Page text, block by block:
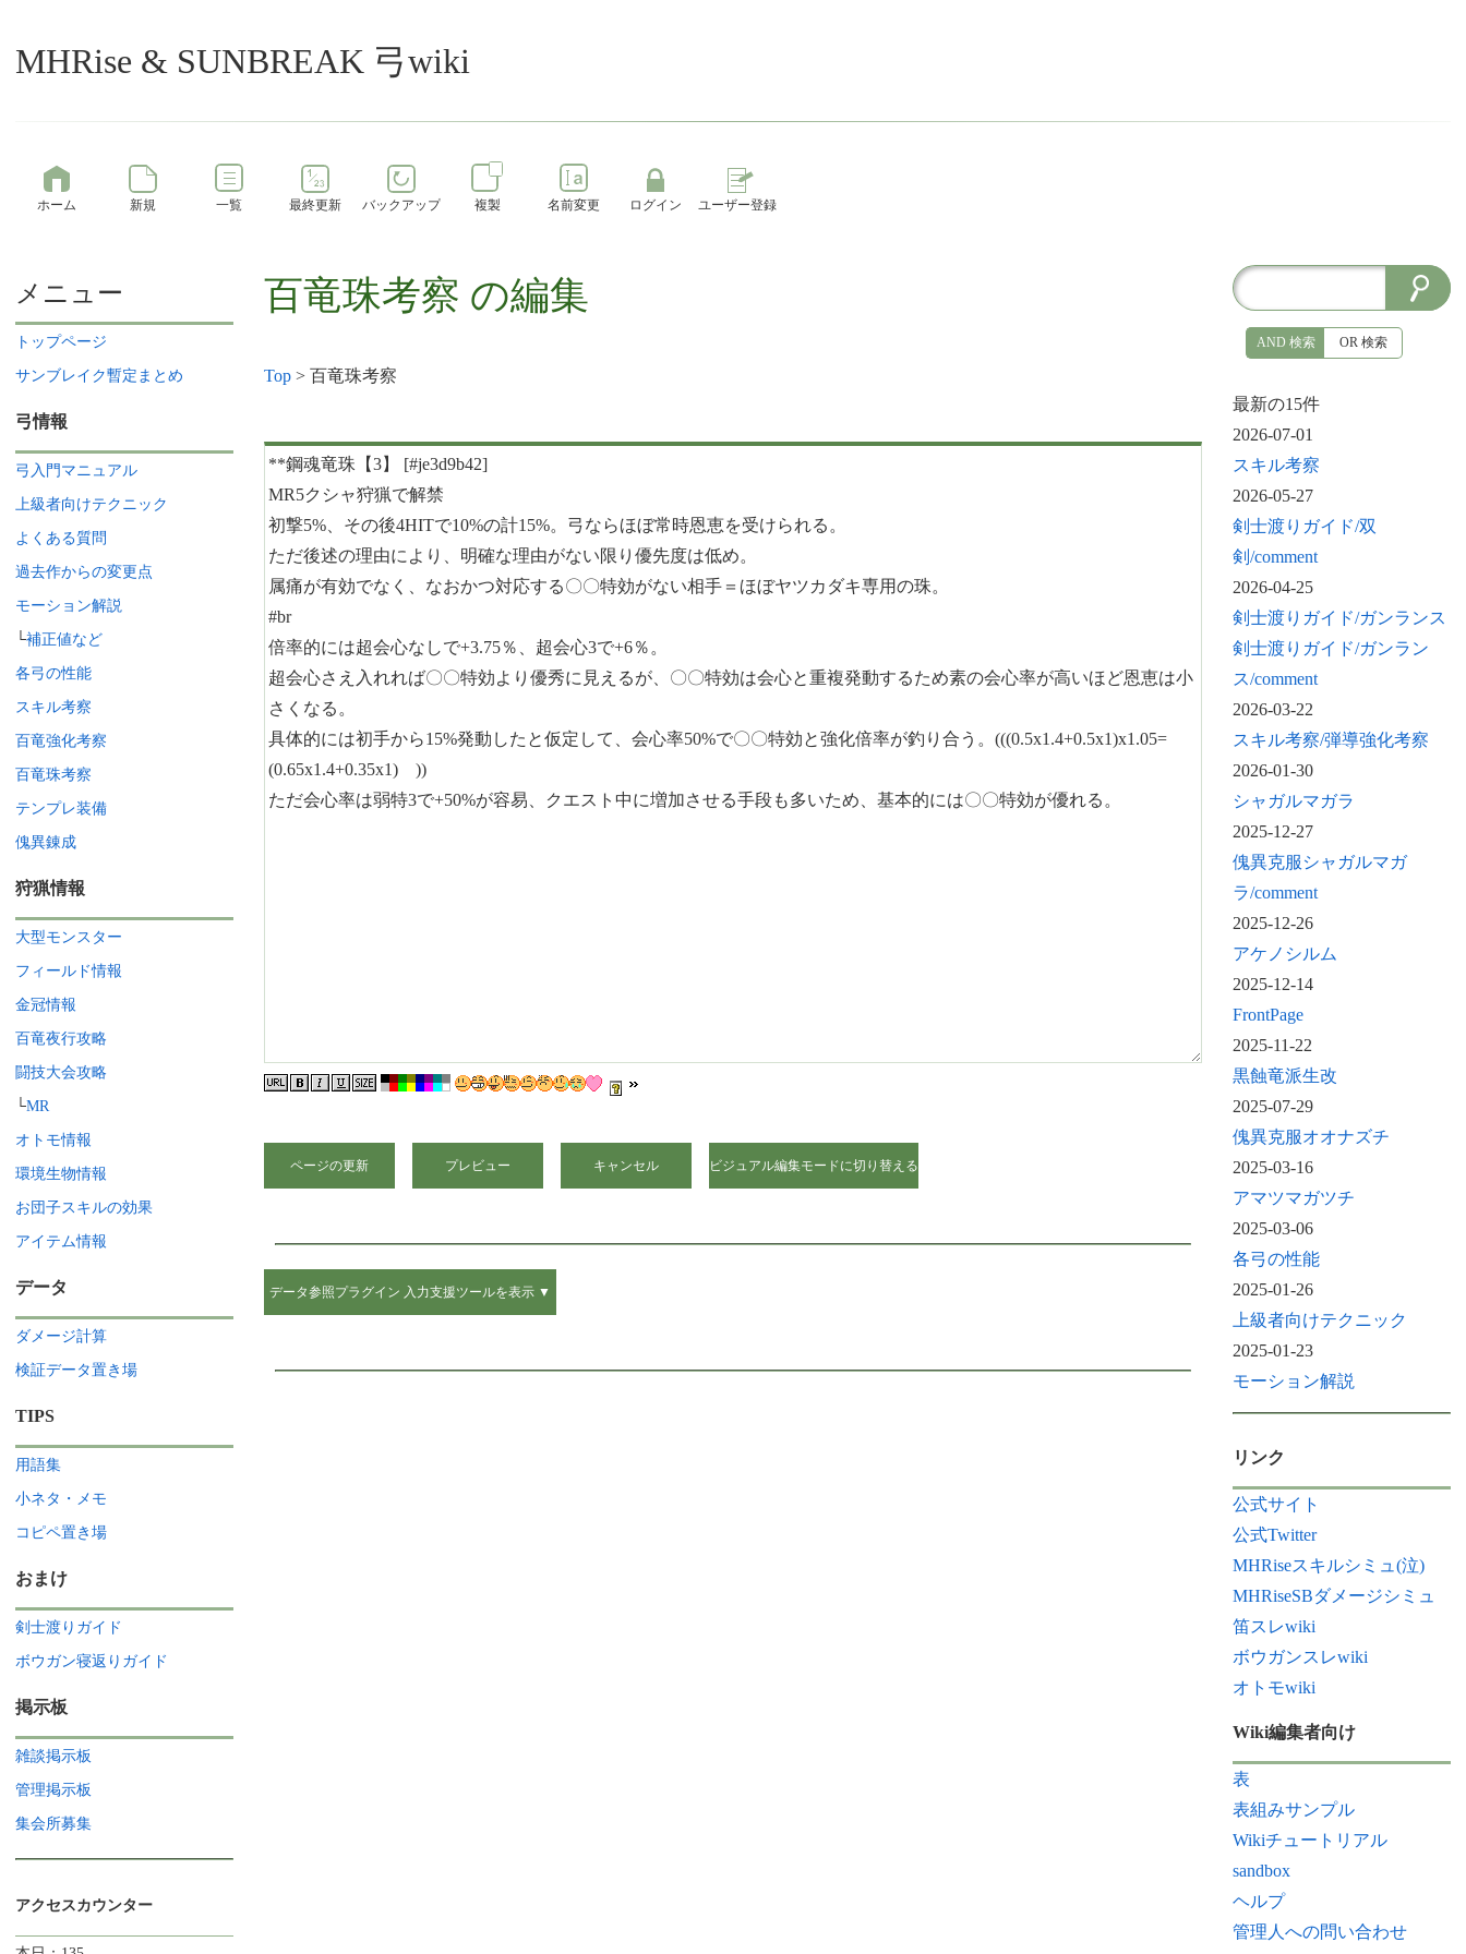
MHRise & SUNBREAK 弓wiki
ホーム 新規 一覧 最終更新 バックアップ 複製 名前変更 ログイン ユーザー登録
百竜珠考察 の編集
Top > 百竜珠考察
ページの更新 ビジュアル編集モードに切り替える
データ参照プラグイン 入力支援ツールを表示 ▼
メニュー
トップページ
サンブレイク暫定まとめ
弓情報
弓入門マニュアル
上級者向けテクニック
よくある質問
過去作からの変更点
モーション解説
└補正値など
各弓の性能
スキル考察
百竜強化考察
百竜珠考察
テンプレ装備
傀異錬成
狩猟情報
大型モンスター
フィールド情報
金冠情報
百竜夜行攻略
闘技大会攻略
└MR
オトモ情報
環境生物情報
お団子スキルの効果
アイテム情報
データ
ダメージ計算
検証データ置き場
TIPS
用語集
小ネタ・メモ
コピペ置き場
おまけ
剣士渡りガイド
ボウガン寝返りガイド
掲示板
雑談掲示板
管理掲示板
集会所募集
アクセスカウンター
AND 検索 OR 検索
最新の15件
2026-07-01
スキル考察
2026-05-27
剣士渡りガイド/双
剣/comment
2026-04-25
剣士渡りガイド/ガンランス
剣士渡りガイド/ガンラン
ス/comment
2026-03-22
スキル考察/弾導強化考察
2026-01-30
シャガルマガラ
2025-12-27
傀異克服シャガルマガ
ラ/comment
2025-12-26
アケノシルム
2025-12-14
FrontPage
2025-11-22
黒蝕竜派生改
2025-07-29
傀異克服オオナズチ
2025-03-16
アマツマガツチ
2025-03-06
各弓の性能
2025-01-26
上級者向けテクニック
2025-01-23
モーション解説
リンク
公式サイト
公式Twitter
MHRiseスキルシミュ(泣)
MHRiseSBダメージシミュ
笛スレwiki
ボウガンスレwiki
オトモwiki
Wiki編集者向け
表
表組みサンプル
Wikiチュートリアル
sandbox
ヘルプ
管理人への問い合わせ